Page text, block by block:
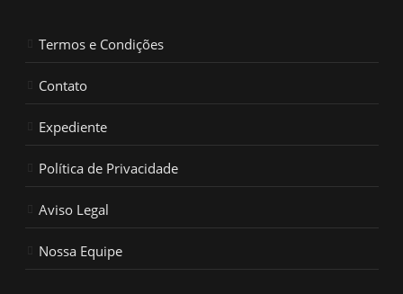
Termos e Condições
Contato
Expediente
Política de Privacidade
Aviso Legal
Nossa Equipe